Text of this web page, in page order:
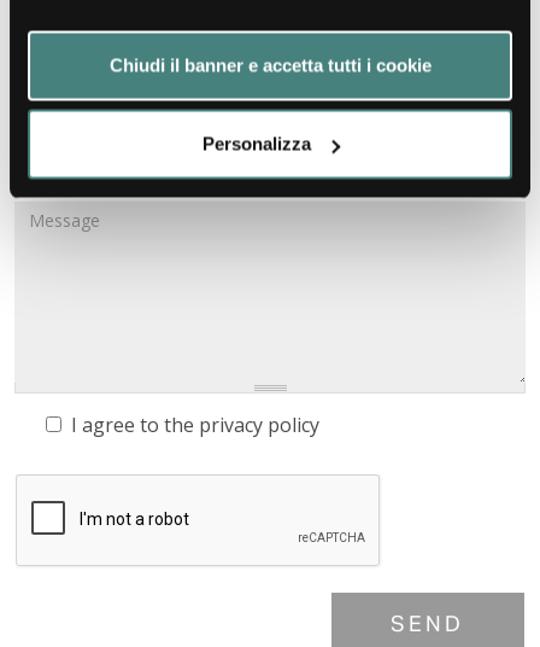
Chiudi il banner e accetta tutti i cookie
Personalizza
I agree to the privacy policy
SEND